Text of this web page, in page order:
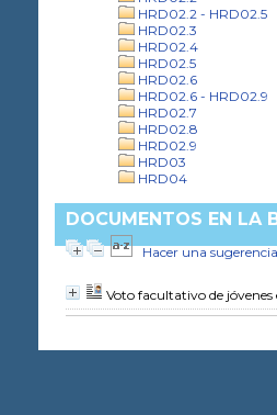
HRD02.2 - HRD02.5
HRD02.3
HRD02.4
HRD02.5
HRD02.6
HRD02.6 - HRD02.9
HRD02.7
HRD02.8
HRD02.9
HRD03
HRD04
DOCUMENTOS EN LA
Hacer una sugerencia
Voto facultativo de jóvenes